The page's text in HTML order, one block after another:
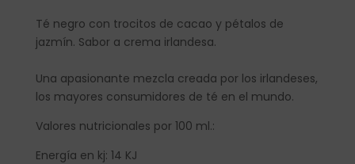
Té negro con trocitos de cacao y pétalos de
jazmín. Sabor a crema irlandesa.
Una apasionante mezcla creada por los irlandeses,
los mayores consumidores de té en el mundo.
Valores nutricionales por 100 ml.:
Energía en kj: 14 KJ